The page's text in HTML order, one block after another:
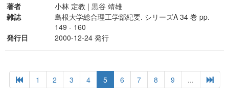
著者
小林 定教 | 黒谷 靖雄
雑誌
島根大学総合理工学部紀要. シリーズA 34 巻 pp.
149 - 160
発行日
2000-12-24 発行
1 2 3 4 5 6 7 8 9 ...